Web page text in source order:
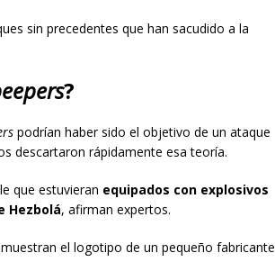
sin precedentes que han sacudido a la
?
podrían haber sido el objetivo de un ataque
descartaron rápidamente esa teoría.
que estuvieran equipados con explosivos
Hezbolá, afirman expertos.
el logotipo de un pequeño fabricante